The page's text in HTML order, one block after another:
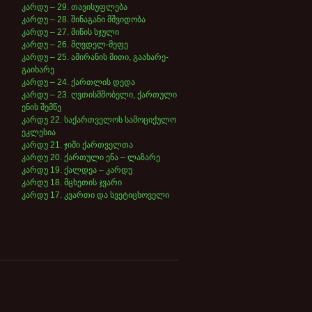
კარდუ – 29. თავისუფლება
კარდუ – 28. შინაგანი მშვიდობა
კარდუ – 27. მიწის სჯული
კარდუ – 26. მღვდელ-მეფე
კარდუ – 25. ამირანის მითი, გაახარე-
გაიხარე
კარდუ – 24. ქართლის დედა
კარდუ – 23. ღვთისმშობელი, ქართული
ენის შემწე
კარდუ 22. საქართველოს სამოციქულო
ეკლესია
კარდუ 21. ჯიში ქართველთა
კარდუ 20. ქართული ენა – ლაზარე
კარდუ 19. ქალდეა – კარდუ
კარდუ 18. მცხეთის ჯვარი
კარდუ 17. კვართი და სვეტიცხოველი